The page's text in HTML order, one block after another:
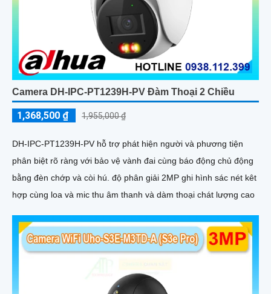
Camera DH-IPC-PT1239H-PV Đàm Thoại 2 Chiều
1,368,500 ₫ 1,955,000 ₫
DH-IPC-PT1239H-PV hỗ trợ phát hiện người và phương tiện
phân biệt rõ ràng với bảo vệ vành đai cùng báo động chủ động
bằng đèn chớp và còi hú. độ phân giải 2MP ghi hình sác nét kêt
hợp cùng loa và mic thu âm thanh và dàm thoại chát lượng cao